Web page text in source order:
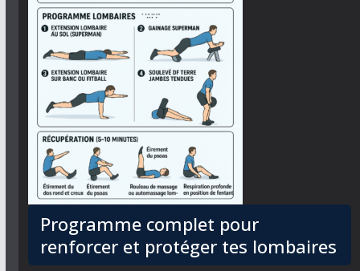
Programme complet pour
renforcer et protéger tes lombaires